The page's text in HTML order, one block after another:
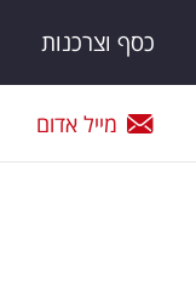
כסף וצרכנות
מייל אדום